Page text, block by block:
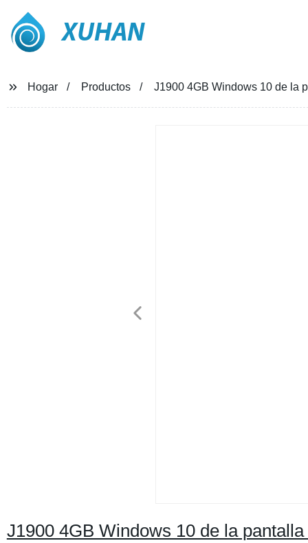
XUHAN
Hogar Productos J1900 4GB Windows 10 de la
J1900 4GB Windows 10 de la